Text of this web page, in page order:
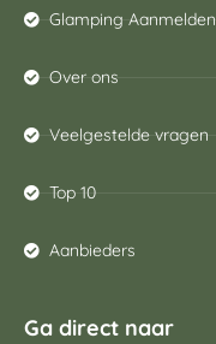
Glamping Aanmelden
Over ons
Veelgestelde vragen
Top 10
Aanbieders
Ga direct naar